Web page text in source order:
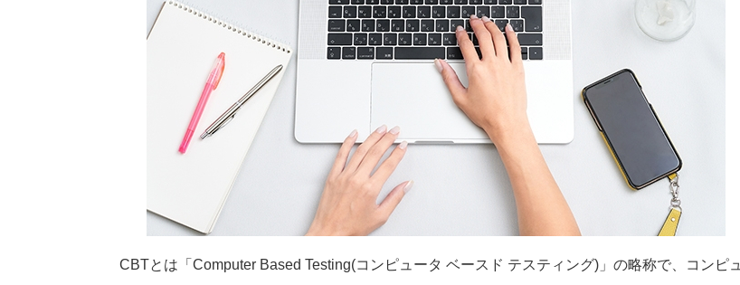
CBTとは「Computer Based Testing(コンピュータ ベースド テスティング)」の略称で、コンピュ